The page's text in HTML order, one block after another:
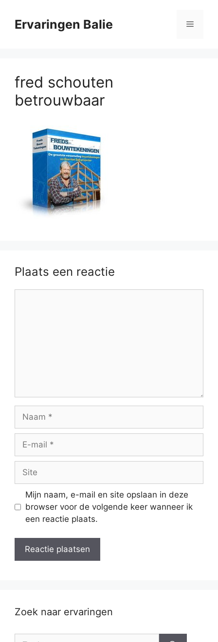
naarErvaringen Balie Menu
fred schouten
betrouwbaar
Plaats een reactie
Naam
Site
Mijn naam, e-mail en site opslaan in deze
browser voor de volgende keer wanneer ik
een reactie plaats.
Zoek naar ervaringen